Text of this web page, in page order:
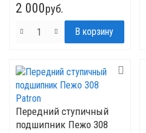
2 000руб.
Передний ступичный
подшипник Пежо 308